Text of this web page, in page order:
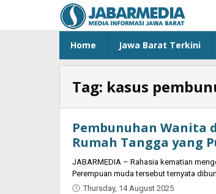
content
Home Jawa Barat Terkini
Tag: kasus
Pembunuhan Wanita
Rumah Tangga yang
JABARMEDIA – Rahasia kematian
Perempuan muda tersebut ternyata
Thursday, 14 August 2025